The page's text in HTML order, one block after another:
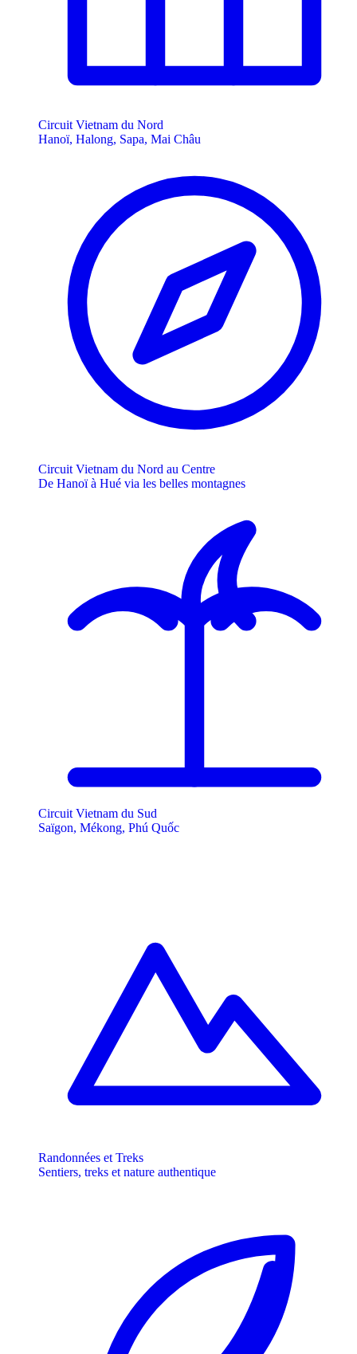
Circuit Vietnam du Nord
Hanoï, Halong, Sapa, Mai Châu
Circuit Vietnam du Nord au Centre
De Hanoï à Hué via les belles montagnes
Circuit Vietnam du Sud
Saïgon, Mékong, Phú Quốc
Randonnées et Treks
Sentiers, treks et nature authentique